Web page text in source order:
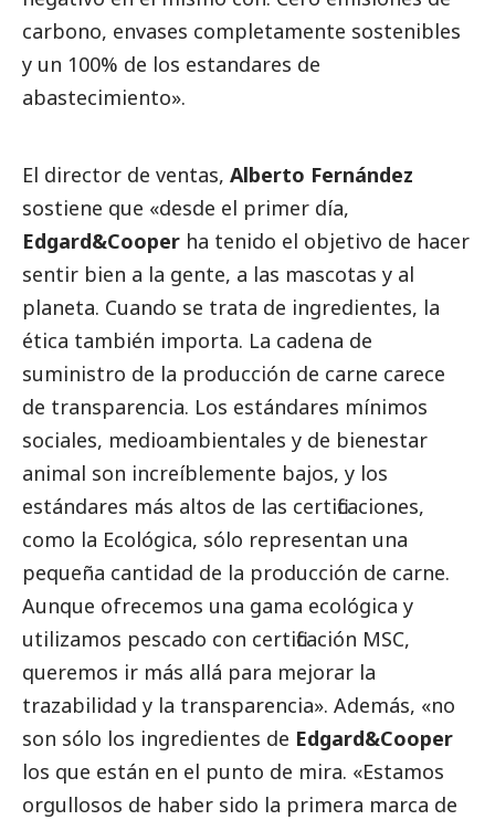
carbono, envases completamente sostenibles
y un 100% de los estandares de
abastecimiento».
El director de ventas, Alberto Fernández
sostiene que «desde el primer día,
Edgard&Cooper ha tenido el objetivo de hacer
sentir bien a la gente, a las mascotas y al
planeta. Cuando se trata de ingredientes, la
ética también importa. La cadena de
suministro de la producción de carne carece
de transparencia. Los estándares mínimos
sociales, medioambientales y de bienestar
animal son increíblemente bajos, y los
estándares más altos de las certificaciones,
como la Ecológica, sólo representan una
pequeña cantidad de la producción de carne.
Aunque ofrecemos una gama ecológica y
utilizamos pescado con certificación MSC,
queremos ir más allá para mejorar la
trazabilidad y la transparencia». Además, «no
son sólo los ingredientes de Edgard&Cooper
los que están en el punto de mira. «Estamos
orgullosos de haber sido la primera marca de